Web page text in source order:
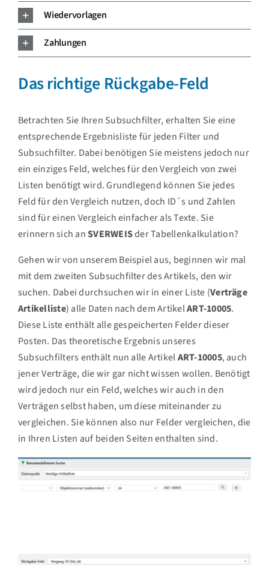
Wiedervorlagen
Zahlungen
Das richtige Rückgabe-Feld
Betrachten Sie Ihren Subsuchfilter, erhalten Sie eine
entsprechende Ergebnisliste für jeden Filter und
Subsuchfilter. Dabei benötigen Sie meistens jedoch nur
ein einziges Feld, welches für den Vergleich von zwei
Listen benötigt wird. Grundlegend können Sie jedes
Feld für den Vergleich nutzen, doch ID´s und Zahlen
sind für einen Vergleich einfacher als Texte. Sie
erinnern sich anSVERWEISder Tabellenkalkulation?
Gehen wir von unserem Beispiel aus, beginnen wir mal
mit dem zweiten Subsuchfilter des Artikels, den wir
suchen. Dabei durchsuchen wir in einer Liste (Verträge
Artikelliste) alle Daten nach dem ArtikelART-10005.
Diese Liste enthält alle gespeicherten Felder dieser
Posten. Das theoretische Ergebnis unseres
Subsuchfilters enthält nun alle ArtikelART-10005, auch
jener Verträge, die wir gar nicht wissen wollen. Benötigt
wird jedoch nur ein Feld, welches wir auch in den
Verträgen selbst haben, um diese miteinander zu
vergleichen. Sie können also nur Felder vergleichen, die
in Ihren Listen auf beiden Seiten enthalten sind.